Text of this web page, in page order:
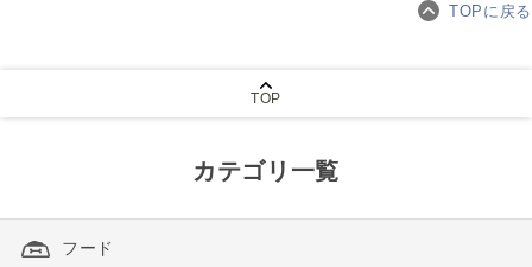
TOPに戻る
TOP
カテゴリ一覧
フード